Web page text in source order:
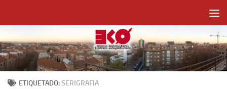
ETIQUETADO:SERIGRAFIA